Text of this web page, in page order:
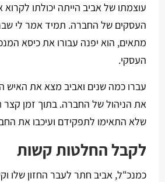
עוצמתו של אביב הייתה יכולתו
העסקים של החברה. תמיד אמר לי
מתאים, הוא יפנה עבורו את כיסא
העסקי.
עברו כמה שנים ואביב מצא את האיש
את הניהול של החברה. בתוך זמן קצר
שלא התאימו לתפקידם ועיכבו את
לקבל החלטות קשות
כמנכ"ל, אביב חתר לעבר החזון שלו